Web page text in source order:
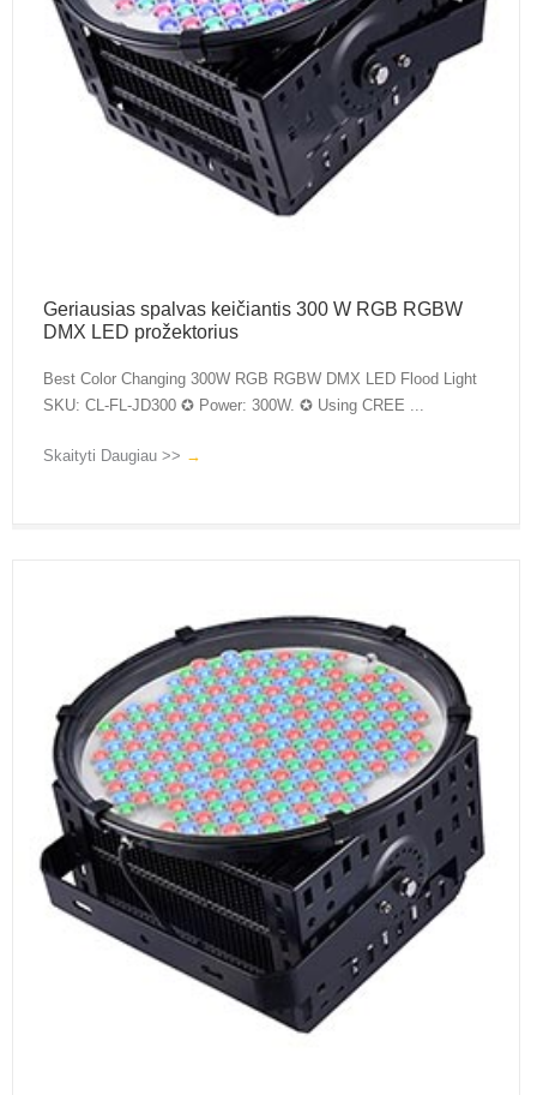
Geriausias spalvas keičiantis 300 W RGB RGBW
DMX LED prožektorius
Best Color Changing 300W RGB RGBW DMX LED Flood Light
SKU: CL-FL-JD300 ✪ Power: 300W. ✪ Using CREE ...
Skaityti Daugiau >> →